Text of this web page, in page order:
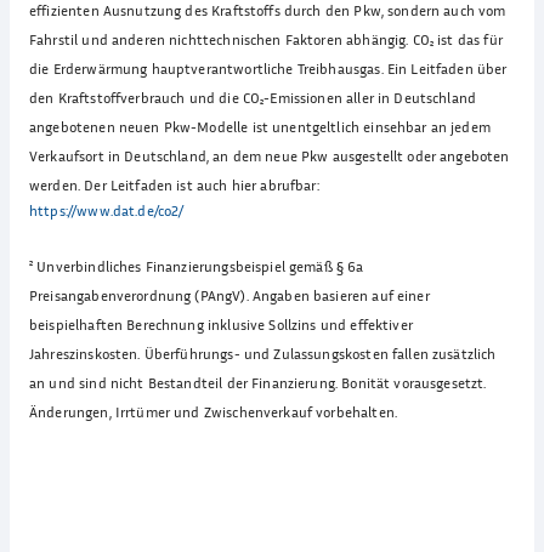
effizienten Ausnutzung des Kraftstoffs durch den Pkw, sondern auch vom
Fahrstil und anderen nichttechnischen Faktoren abhängig. CO₂ ist das für
die Erderwärmung hauptverantwortliche Treibhausgas. Ein Leitfaden über
den Kraftstoffverbrauch und die CO₂-Emissionen aller in Deutschland
angebotenen neuen Pkw-Modelle ist unentgeltlich einsehbar an jedem
Verkaufsort in Deutschland, an dem neue Pkw ausgestellt oder angeboten
werden. Der Leitfaden ist auch hier abrufbar:
https://www.dat.de/co2/
² Unverbindliches Finanzierungsbeispiel gemäß § 6a
Preisangabenverordnung (PAngV). Angaben basieren auf einer
beispielhaften Berechnung inklusive Sollzins und effektiver
Jahreszinskosten. Überführungs- und Zulassungskosten fallen zusätzlich
an und sind nicht Bestandteil der Finanzierung. Bonität vorausgesetzt.
Änderungen, Irrtümer und Zwischenverkauf vorbehalten.